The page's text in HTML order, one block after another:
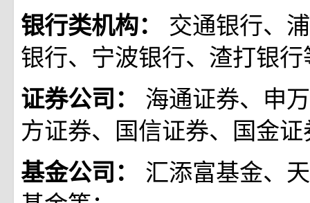
银行类机构： 交通银行、
银行、宁波银行、渣打银
证券公司： 海通证券、申
方证券、国信证券、国金
基金公司： 汇添富基金、